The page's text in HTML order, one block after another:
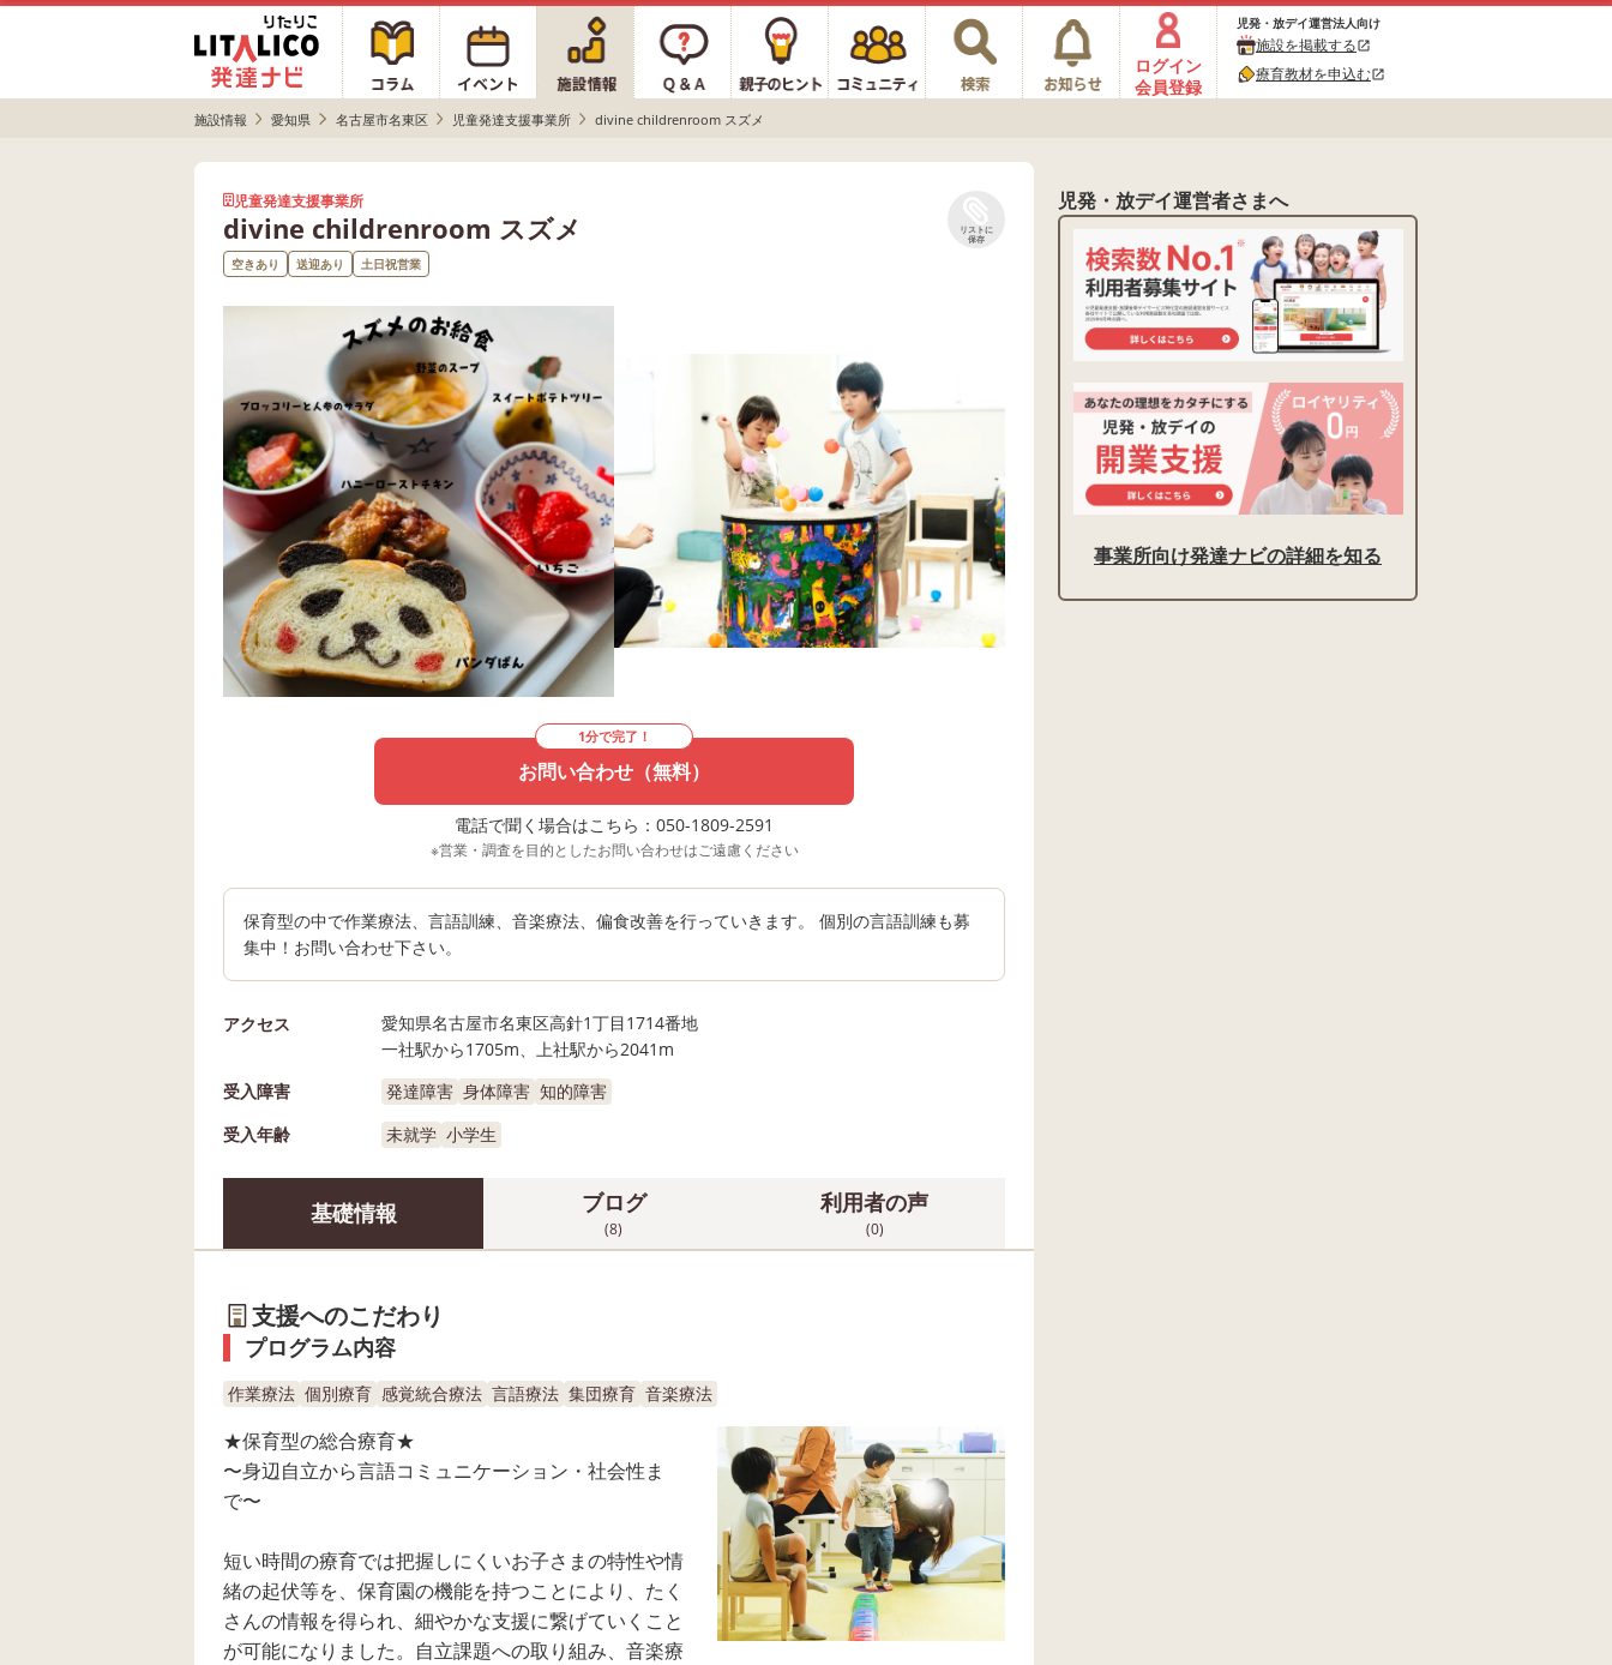
ログイン
会員登録
児発・放デイ運営法人向け
施設を掲載するopen_in_new
療育教材を申込むopen_in_new
施設情報 愛知県 名古屋市名東区 児童発達支援事業所 divine childrenroom スズメ
児童発達支援事業所
divine childrenroom スズメ
リストに
保存
空きあり 送迎あり 土日祝営業
1分で完了！
お問い合わせ（無料）
電話で聞く場合はこちら：050-1809-2591
※営業・調査を目的としたお問い合わせはご遠慮ください
保育型の中で作業療法、言語訓練、音楽療法、偏食改善を行っていきます。 個別の言語訓練も募
集中！お問い合わせ下さい。
アクセス
愛知県名古屋市名東区高針1丁目1714番地
一社駅から1705m、上社駅から2041m
受入障害
発達障害 身体障害 知的障害
受入年齢
未就学 小学生
基礎情報 ブログ
(8)
利用者の声
(0)
支援へのこだわり
プログラム内容
作業療法 個別療育 感覚統合療法 言語療法 集団療育 音楽療法
★保育型の総合療育★
〜身辺自立から言語コミュニケーション・社会性ま
で〜
短い時間の療育では把握しにくいお子さまの特性や情
緒の起伏等を、保育園の機能を持つことにより、たく
さんの情報を得られ、細やかな支援に繋げていくこと
が可能になりました。自立課題への取り組み、音楽療
児発・放デイ運営者さまへ
事業所向け発達ナビの詳細を知る